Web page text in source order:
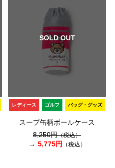
SOLD OUT
レディース ゴルフ バッグ・グッズ
スープ缶柄ボールケース
8,250円（税込）
5,775円 （税込）